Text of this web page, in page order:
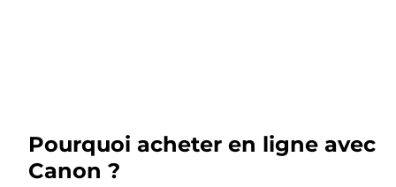
Pourquoi acheter en ligne avec
Canon ?